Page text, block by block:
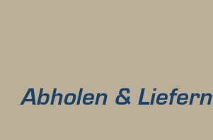
Abholen & Liefern